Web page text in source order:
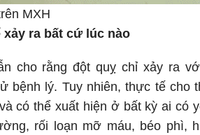
MXH
ra bất cứ lúc nào
cho rằng đột quỵ chỉ xảy ra
bệnh lý. Tuy nhiên, thực tế cho
có thể xuất hiện ở bất kỳ ai có
rối loạn mỡ máu, béo phì,